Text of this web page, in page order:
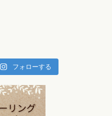
フォローする